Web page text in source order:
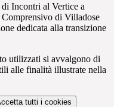
Incontri al Vertice a
di Villadose
dedicata alla transizione
utilizzati si avvalgono di
alle finalità illustrate nella
tutti i cookies